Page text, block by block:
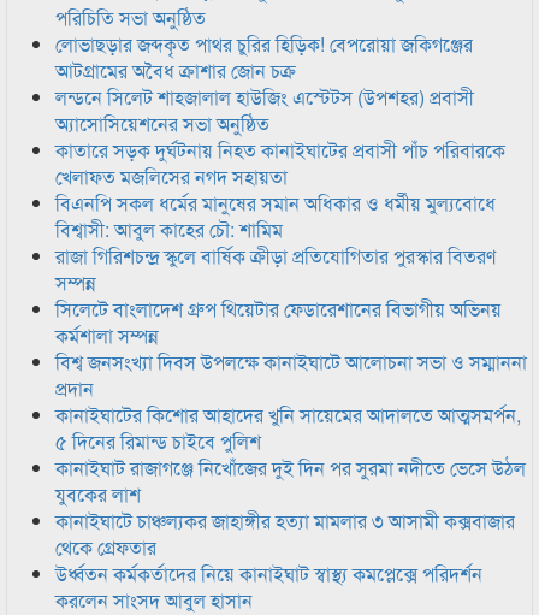
পরিচিতি সভা অনুষ্ঠিত
লোভাছড়ার জব্দকৃত পাথর চুরির হিড়িক! বেপরোয়া জকিগঞ্জের
আটগ্রামের অবৈধ ক্রাশার জোন চক্র
লন্ডনে সিলেট শাহজালাল হাউজিং এস্টেটস (উপশহর) প্রবাসী
অ্যাসোসিয়েশনের সভা অনুষ্ঠিত
কাতারে সড়ক দুর্ঘটনায় নিহত কানাইঘাটের প্রবাসী পাঁচ পরিবারকে
খেলাফত মজলিসের নগদ সহায়তা
বিএনপি সকল ধর্মের মানুষের সমান অধিকার ও ধর্মীয় মুল্যবোধে
বিশ্বাসী: আবুল কাহের চৌ: শামিম
রাজা গিরিশচন্দ্র স্কুলে বার্ষিক ক্রীড়া প্রতিযোগিতার পুরস্কার বিতরণ
সম্পন্ন
সিলেটে বাংলাদেশ গ্রুপ থিয়েটার ফেডারেশানের বিভাগীয় অভিনয়
কর্মশালা সম্পন্ন
বিশ্ব জনসংখ্যা দিবস উপলক্ষে কানাইঘাটে আলোচনা সভা ও সম্মাননা
প্রদান
কানাইঘাটের কিশোর আহাদের খুনি সায়েমের আদালতে আত্মসমর্পন,
৫ দিনের রিমান্ড চাইবে পুলিশ
কানাইঘাট রাজাগঞ্জে নিখোঁজের দুই দিন পর সুরমা নদীতে ভেসে উঠল
যুবকের লাশ
কানাইঘাটে চাঞ্চল্যকর জাহাঙ্গীর হত্যা মামলার ৩ আসামী কক্সবাজার
থেকে গ্রেফতার
উর্ধ্বতন কর্মকর্তাদের নিয়ে কানাইঘাট স্বাস্থ্য কমপ্লেক্সে পরিদর্শন
করলেন সাংসদ আবুল হাসান